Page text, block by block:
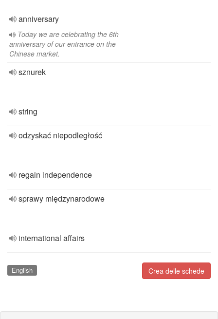
anniversary
Today we are celebrating the 6th
anniversary of our entrance on the
Chinese market.
sznurek
string
odzyskać niepodległość
regain independence
sprawy międzynarodowe
international affairs
Crea delle schede
English